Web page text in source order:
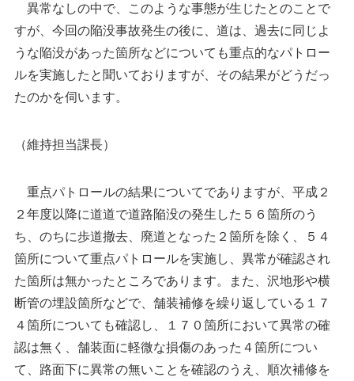
異常なしの中で、このような事態が生じたとのことで
すが、今回の陥没事故発生の後に、道は、過去に同じよ
うな陥没があった箇所などについても重点的なパトロー
ルを実施したと聞いておりますが、その結果がどうだっ
たのかを伺います。
（維持担当課長）
重点パトロールの結果についてでありますが、平成２
２年度以降に道道で道路陥没の発生した５６箇所のう
ち、のちに歩道撤去、廃道となった２箇所を除く、５４
箇所について重点パトロールを実施し、異常が確認され
た箇所は無かったところであります。また、沢地形や横
断管の埋設箇所などで、舗装補修を繰り返している１７
４箇所についても確認し、１７０箇所において異常の確
認は無く、舗装面に軽微な損傷のあった４箇所につい
て、路面下に異常の無いことを確認のうえ、順次補修を